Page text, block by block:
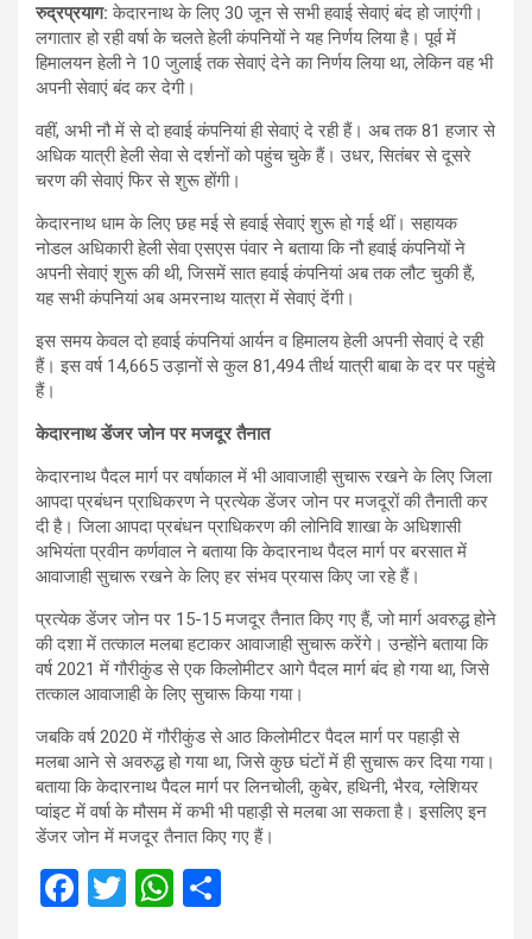
रुद्रप्रयाग: केदारनाथ के लिए 30 जून से सभी हवाई सेवाएं बंद हो जाएंगी।
लगातार हो रही वर्षा के चलते हेली कंपनियों ने यह निर्णय लिया है। पूर्व में
हिमालयन हेली ने 10 जुलाई तक सेवाएं देने का निर्णय लिया था, लेकिन वह भी
अपनी सेवाएं बंद कर देगी।
वहीं, अभी नौ में से दो हवाई कंपनियां ही सेवाएं दे रही हैं। अब तक 81 हजार से
अधिक यात्री हेली सेवा से दर्शनों को पहुंच चुके हैं। उधर, सितंबर से दूसरे
चरण की सेवाएं फिर से शुरू होंगी।
केदारनाथ धाम के लिए छह मई से हवाई सेवाएं शुरू हो गई थीं। सहायक
नोडल अधिकारी हेली सेवा एसएस पंवार ने बताया कि नौ हवाई कंपनियों ने
अपनी सेवाएं शुरू की थी, जिसमें सात हवाई कंपनियां अब तक लौट चुकी हैं,
यह सभी कंपनियां अब अमरनाथ यात्रा में सेवाएं देंगी।
इस समय केवल दो हवाई कंपनियां आर्यन व हिमालय हेली अपनी सेवाएं दे रही
हैं। इस वर्ष 14,665 उड़ानों से कुल 81,494 तीर्थ यात्री बाबा के दर पर पहुंचे
हैं।
केदारनाथ डेंजर जोन पर मजदूर तैनात
केदारनाथ पैदल मार्ग पर वर्षाकाल में भी आवाजाही सुचारू रखने के लिए जिला
आपदा प्रबंधन प्राधिकरण ने प्रत्येक डेंजर जोन पर मजदूरों की तैनाती कर
दी है। जिला आपदा प्रबंधन प्राधिकरण की लोनिवि शाखा के अधिशासी
अभियंता प्रवीन कर्णवाल ने बताया कि केदारनाथ पैदल मार्ग पर बरसात में
आवाजाही सुचारू रखने के लिए हर संभव प्रयास किए जा रहे हैं।
प्रत्येक डेंजर जोन पर 15-15 मजदूर तैनात किए गए हैं, जो मार्ग अवरुद्ध होने
की दशा में तत्काल मलबा हटाकर आवाजाही सुचारू करेंगे। उन्होंने बताया कि
वर्ष 2021 में गौरीकुंड से एक किलोमीटर आगे पैदल मार्ग बंद हो गया था, जिसे
तत्काल आवाजाही के लिए सुचारू किया गया।
जबकि वर्ष 2020 में गौरीकुंड से आठ किलोमीटर पैदल मार्ग पर पहाड़ी से
मलबा आने से अवरुद्ध हो गया था, जिसे कुछ घंटों में ही सुचारू कर दिया गया।
बताया कि केदारनाथ पैदल मार्ग पर लिनचोली, कुबेर, हथिनी, भैरव, ग्लेशियर
प्वांइट में वर्षा के मौसम में कभी भी पहाड़ी से मलबा आ सकता है। इसलिए इन
डेंजर जोन में मजदूर तैनात किए गए हैं।
F
T
W